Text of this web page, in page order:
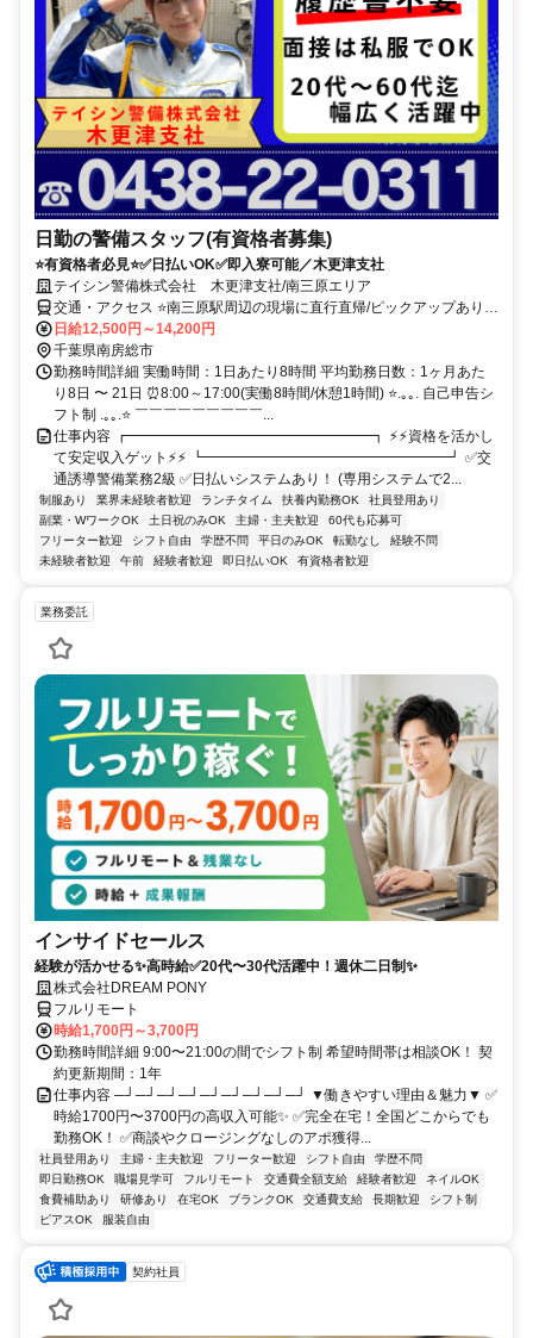
日勤の警備スタッフ(有資格者募集)
⭐有資格者必見⭐✅日払いOK✅即入寮可能／木更津支社
テイシン警備株式会社 木更津支社/南三原エリア
交通・アクセス ⭐南三原駅周辺の現場に直行直帰/ピックアップあり！
移動の心配は不要です♪
日給12,500円～14,200円
千葉県南房総市
勤務時間詳細 実働時間：1日あたり8時間 平均勤務日数：1ヶ月あた
り8日 〜 21日 ⏰8:00～17:00(実働8時間/休憩1時間) ⭐.｡｡. 自己申告シ
フト制 .｡｡.⭐ ￣￣￣￣￣￣￣￣￣...
仕事内容 ┏━━━━━━━━━━━━━━━━━┓ ⚡⚡資格を活かし
て安定収入ゲット⚡⚡ ┗━━━━━━━━━━━━━━━━━┛ ✅交
通誘導警備業務2級 ✅日払いシステムあり！ (専用システムで2...
制服あり 業界未経験者歓迎 ランチタイム 扶養内勤務OK
社員登用あり
副業・WワークOK
土日祝のみOK 主婦・主夫歓迎
60代も応募可
フリーター歓迎
シフト自由 学歴不問 平日のみOK 転勤なし
経験不問
未経験者歓迎
午前 経験者歓迎 即日払いOK 有資格者歓迎
業務委託
インサイドセールス
経験が活かせる✨高時給✅20代〜30代活躍中！週休二日制✨
株式会社DREAM PONY
フルリモート
時給1,700円～3,700円
勤務時間詳細 9:00〜21:00の間でシフト制 希望時間帯は相談OK！ 契
約更新期間：1年
仕事内容 ─┘─┘─┘─┘─┘─┘─┘─┘─┘ ▼働きやすい理由＆魅力▼ ✅
時給1700円〜3700円の高収入可能✨ ✅完全在宅！全国どこからでも
勤務OK！ ✅商談やクロージングなしのアポ獲得...
社員登用あり 主婦・主夫歓迎 フリーター歓迎 シフト自由
学歴不問
即日勤務OK
職場見学可 フルリモート 交通費全額支給 経験者歓迎
ネイルOK
食費補助あり
研修あり 在宅OK ブランクOK 交通費支給 長期歓迎
シフト制
ピアスOK
服装自由
契約社員